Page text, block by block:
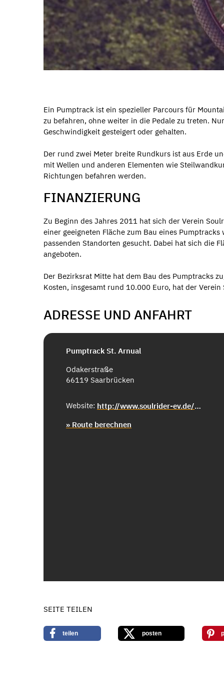
Ein Pumptrack ist ein spezieller Parcours für
zu befahren, ohne weiter in die Pedale zu treten.
Geschwindigkeit gesteigert oder gehalten.
Der rund zwei Meter breite Rundkurs ist aus Erde
mit Wellen und anderen Elementen wie
Richtungen befahren werden.
FINANZIERUNG
Zu Beginn des Jahres 2011 hat sich der Verein
einer geeigneten Fläche zum Bau eines
passenden Standorten gesucht. Dabei hat sich die
angeboten.
Der Bezirksrat Mitte hat dem Bau des Pumptracks
Kosten, insgesamt rund 10.000 Euro, hat der
ADRESSE UND ANFAHRT
Pumptrack St. Arnual
Odakerstraße
66119 Saarbrücken
Website:
http://www.soulrider-ev.de/verein/pumptrack-saarbrucken/
» Route berechnen
SEITE TEILEN
teilen posten